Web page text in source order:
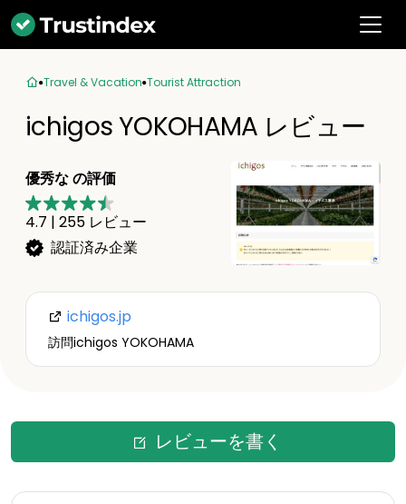
Travel & Vacation Tourist Attraction
ichigos YOKOHAMA レビュー
優秀な の評価
4.7 | 255 レビュー
認証済み企業
ichigos.jp
訪問ichigos YOKOHAMA
レビューを書く